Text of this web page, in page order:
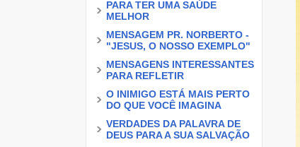
PARA TER UMA SAÚDE
MELHOR
MENSAGEM PR. NORBERTO -
"JESUS, O NOSSO EXEMPLO"
MENSAGENS INTERESSANTES
PARA REFLETIR
O INIMIGO ESTÁ MAIS PERTO
DO QUE VOCÊ IMAGINA
VERDADES DA PALAVRA DE
DEUS PARA A SUA SALVAÇÃO